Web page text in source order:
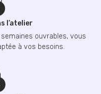
l’atelier
ouvrables, vous
à vos besoins.